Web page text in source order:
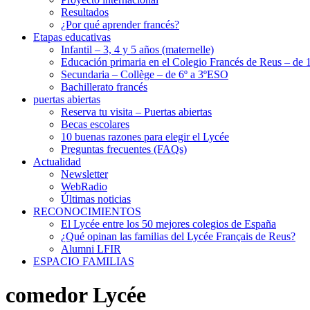
Resultados
¿Por qué aprender francés?
Etapas educativas
Infantil – 3, 4 y 5 años (maternelle)
Educación primaria en el Colegio Francés de Reus – de
Secundaria – Collège – de 6º a 3ºESO
Bachillerato francés
puertas abiertas
Reserva tu visita – Puertas abiertas
Becas escolares
10 buenas razones para elegir el Lycée
Preguntas frecuentes (FAQs)
Actualidad
Newsletter
WebRadio
Últimas noticias
RECONOCIMIENTOS
El Lycée entre los 50 mejores colegios de España
¿Qué opinan las familias del Lycée Français de Reus?
Alumni LFIR
ESPACIO FAMILIAS
comedor Lycée